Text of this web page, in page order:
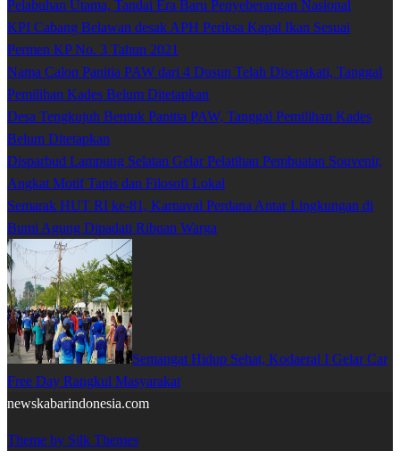
Pelabuhan Utama, Tandai Era Baru Penyeberangan Nasional
KPI Cabang Belawan desak APH Periksa Kapal Ikan Sesuai
Permen KP No. 3 Tahun 2021
Nama Calon Panitia PAW dari 4 Dusun Telah Disepakati, Tanggal
Pemilihan Kades Belum Ditetapkan
Desa Tengkujuh Bentuk Panitia PAW, Tanggal Pemilihan Kades
Belum Ditetapkan
Disparbud Lampung Selatan Gelar Pelatihan Pembuatan Souvenir,
Angkat Motif Tapis dan Filosofi Lokal
Semarak HUT RI ke-81, Karnaval Perdana Antar Lingkungan di
Bumi Agung Dipadati Ribuan Warga
Semangat Hidup Sehat, Kodaeral I Gelar Car
Free Day Rangkul Masyarakat
newskabarindonesia.com
Theme by Silk Themes